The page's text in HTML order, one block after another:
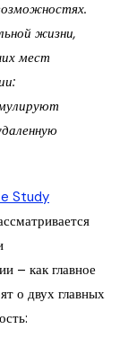
жизни,
мест
Study
– как главное
о двух главных